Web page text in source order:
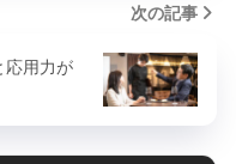
次の記事
応用力が